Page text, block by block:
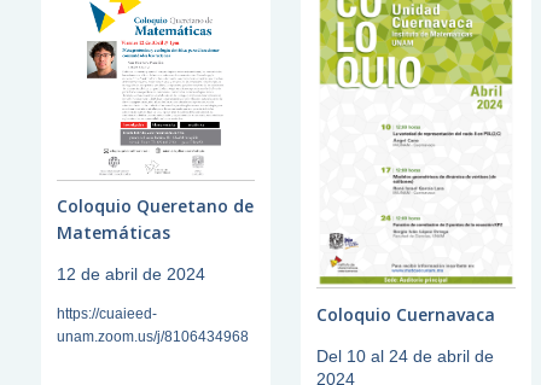
Coloquio Queretano de
Matemáticas
12 de abril de 2024
https://cuaieed-
unam.zoom.us/j/8106434968
Coloquio Cuernavaca
Del 10 al 24 de abril de
2024